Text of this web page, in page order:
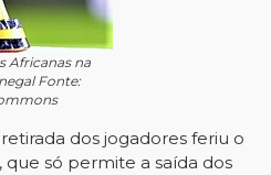
Africanas na
Fonte:
dos jogadores feriu o
só permite a saída dos